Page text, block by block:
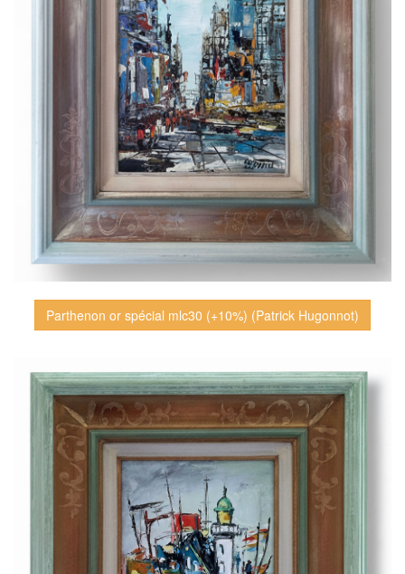
Parthenon or spécial mlc30 (+10%) (Patrick Hugonnot)